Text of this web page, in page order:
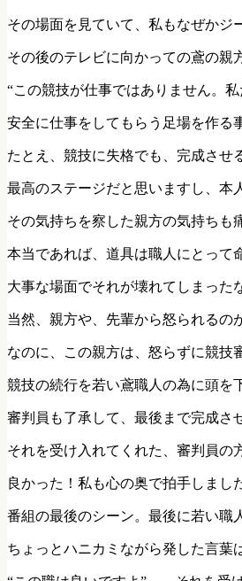
その場面を見ていて、私もなぜかジ
その後のテレビに向かっての鳶の親
“この競技が仕事ではありません。私
安全に仕事をしてもらう足場を作
たとえ、競技に失格でも、完成させ
最高のステージだと思いますし、本
その気持ちを察した親方の気持ちも
本当であれば、道具は職人にとって
大事な場面でそれが壊れてしまった
当然、親方や、先輩から怒られるの
なのに、この親方は、怒らずに競技
競技の続行を若い鳶職人の為に頭を
審判員も了承して、最後まで完成さ
それを受け入れてくれた、審判員の
良かった！私も心の奥で拍手しまし
番組の最後のシーン。最後に若い職
ちょっとハニカミながら発した言葉